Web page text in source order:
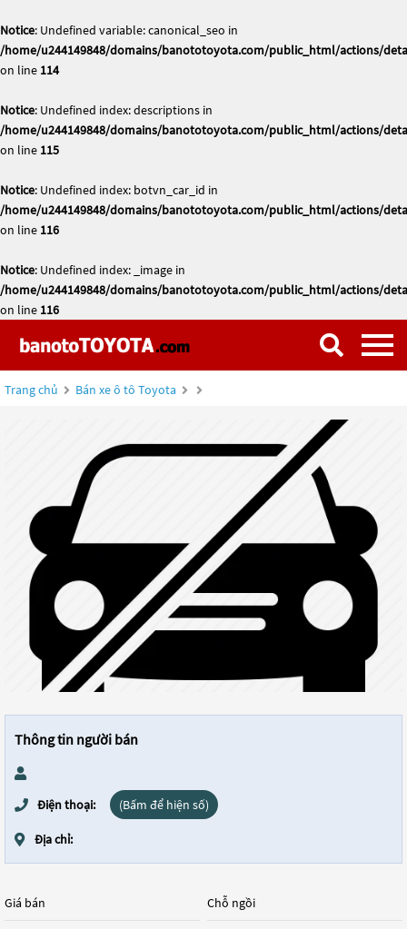
Notice: Undefined variable: canonical_seo in
/home/u244149848/domains/banototoyota.com/public_html/actions/
on line 114
Notice: Undefined index: descriptions in
/home/u244149848/domains/banototoyota.com/public_html/actions/
on line 115
Notice: Undefined index: botvn_car_id in
/home/u244149848/domains/banototoyota.com/public_html/actions/
on line 116
Notice: Undefined index: _image in
/home/u244149848/domains/banototoyota.com/public_html/actions/
on line 116
Trang chủ Bán xe ô tô Toyota
Thông tin người bán
Điện thoại: (Bấm để hiện số)
Địa chỉ:
Giá bán Chỗ ngồi